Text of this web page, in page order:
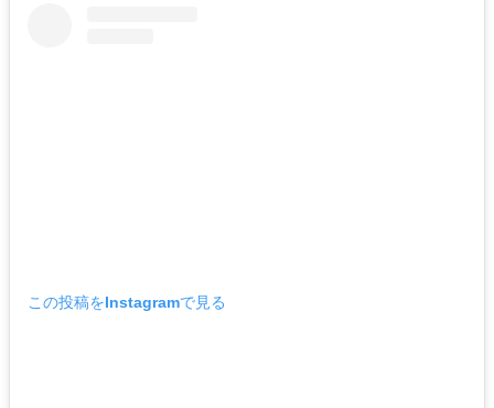
この投稿をInstagramで見る